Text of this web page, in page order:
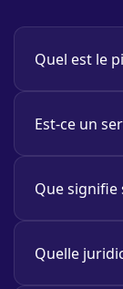
Quel est le
Est-ce un
Que signifie
Quelle